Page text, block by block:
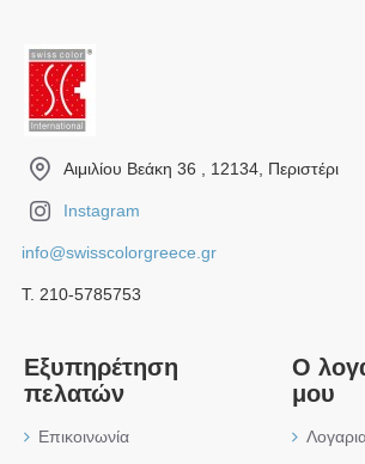
Αιμιλίου Βεάκη 36 , 12134, Περιστέρι
Instagram
info@swisscolorgreece.gr
Τ. 210-5785753
Εξυπηρέτηση
πελατών
Επικοινωνία
Ο
μου